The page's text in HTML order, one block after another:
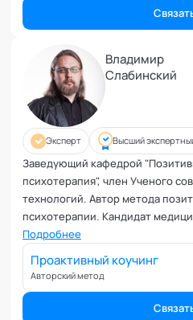
Проблемы с партнером
Прогнозирование
Продуктивность и
Профайлинг и оценка
Профориентация и поиск
Психологические травмы и
ПТСР
Развитие
Развитие лидерских качеств
Разработка бизнес-
Владимир
Слабинский
Эксперт Высший
Заведующий кафедрой
психотерапия", член Ученого
технологий. Автор метода
психотерапии. Кандидат
заведующий кафедрой
психологии и сексологии" АНО
психотерапии и психологии
Сертифицированный
Aссоциации Психотерапевтов.
Подробнее
Проактивный коучинг
Авторский метод